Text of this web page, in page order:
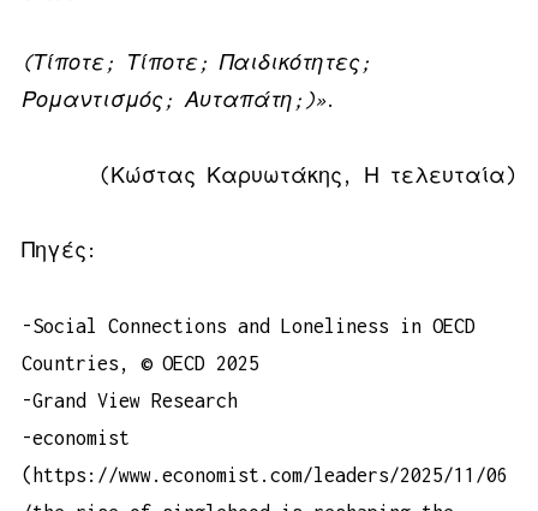
(Τίποτε; Τίποτε; Παιδικότητες;
Ρομαντισμός; Αυταπάτη;)».
(Κώστας Καρυωτάκης, Η τελευταία)
Πηγές:
-Social Connections and Loneliness in OECD
Countries, © OECD 2025
-Grand View Research
-economist
(https://www.economist.com/leaders/2025/11/06